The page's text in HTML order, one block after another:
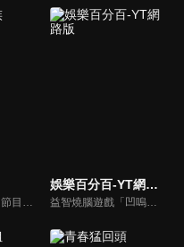
《熟女不滿族》節目主題均有關25-49歲的未婚女性，這些熟女們漂亮卻擔心嫁不出去，獨立卻希望有人疼，最怕寂寞，只能用工作填滿時間，她們是最矛盾最不滿足的一群人。
娛樂百分百-YT網路版
益智燒腦遊戲「凹嗚狼人殺」激發你的邏輯推理能力，偶像巨星雲集，全球娛樂資訊，一手掌握不脫節！2025全新升級改版，盡在《娛樂百分百-YT網路版》！